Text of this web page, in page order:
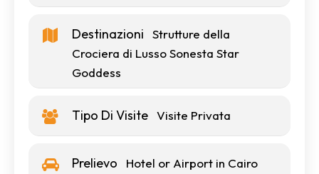
Destinazioni
Strutture della
Crociera di Lusso Sonesta Star
Goddess
Tipo Di Visite Visite Privata
Prelievo Hotel or Airport in Cairo